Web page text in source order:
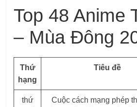
Top 48 Anime
– Mùa Đông
Thứ
hạng
Tiêu đề
thứ
Cuộc cách mạng phép